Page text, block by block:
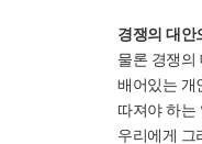
경쟁의 대안
물론 경쟁의
배어있는 개
따져야 하는
우리에게 그